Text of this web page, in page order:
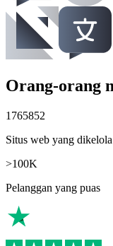
Orang-orang
1765852
Situs web yang
>100K
Pelanggan yang puas